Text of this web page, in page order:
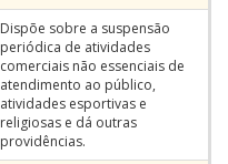
Dispõe sobre a suspensão
periódica de atividades
comerciais não essenciais de
atendimento ao público,
atividades esportivas e
religiosas e dá outras
providências.